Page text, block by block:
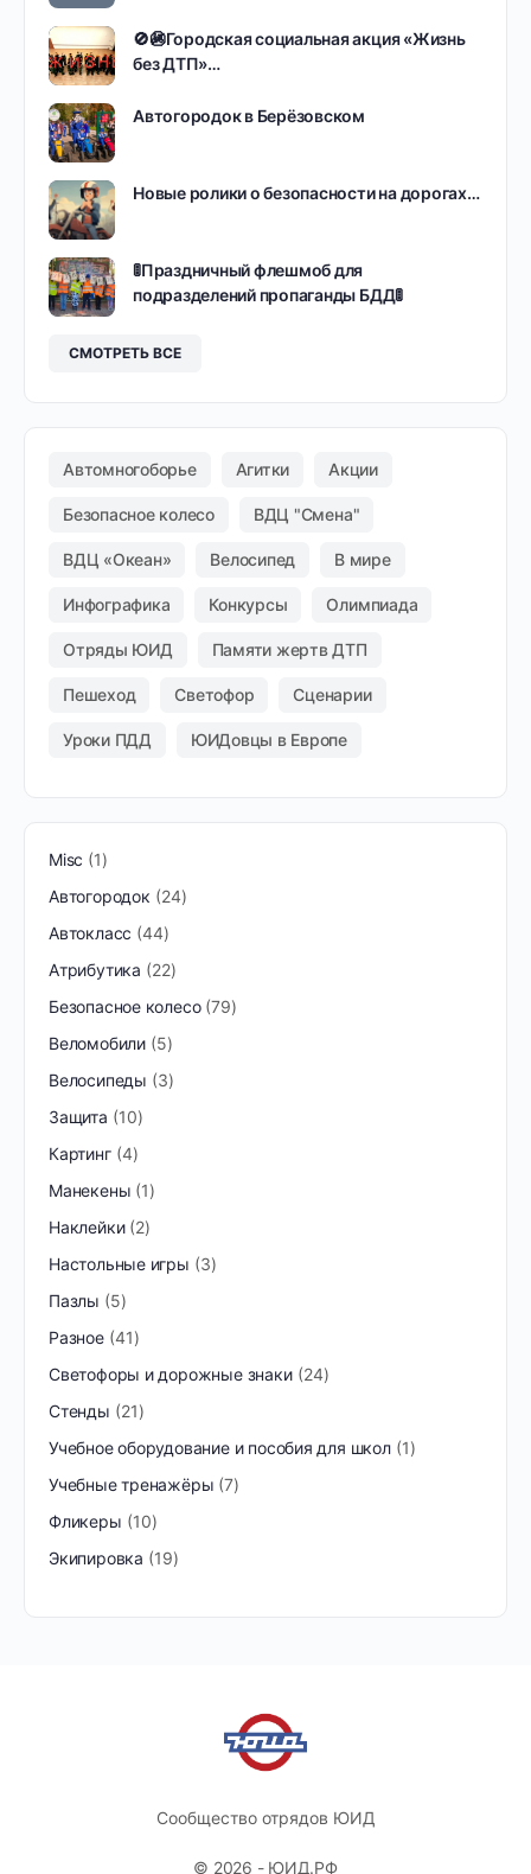
🚫🚳Городская социальная акция «Жизнь
без ДТП»…
Автогородок в Берёзовском
Новые ролики о безопасности на дорогах…
🚦Праздничный флешмоб для
подразделений пропаганды БДД🚦
СМОТРЕТЬ ВСЕ
Автомногоборье Агитки Акции
Безопасное колесо ВДЦ "Смена"
ВДЦ «Океан» Велосипед В мире
Инфографика Конкурсы Олимпиада
Отряды ЮИД Памяти жертв ДТП
Пешеход Светофор Сценарии
Уроки ПДД ЮИДовцы в Европе
Misc
1
Автогородок
24
Автокласс 44
Атрибутика
22
Безопасное колесо 79
Веломобили 5
Велосипеды
3
Защита
10
Картинг 4
Манекены 1
Наклейки 2
Настольные игры
3
Пазлы
5
Разное 41
Светофоры и дорожные знаки
24
Стенды
21
Учебное оборудование и пособия для школ 1
Учебные тренажёры 7
Фликеры
10
Экипировка
19
Сообщество отрядов ЮИД
© 2026 - ЮИД.РФ